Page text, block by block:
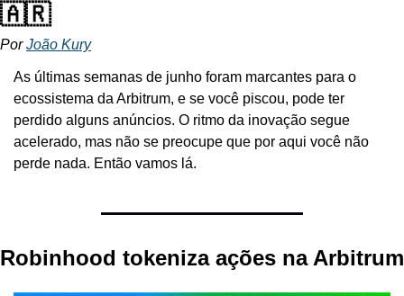
🇦🇷
Por João Kury
As últimas semanas de junho foram marcantes para o
ecossistema da Arbitrum, e se você piscou, pode ter
perdido alguns anúncios. O ritmo da inovação segue
acelerado, mas não se preocupe que por aqui você não
perde nada. Então vamos lá.
Robinhood tokeniza ações na Arbitrum